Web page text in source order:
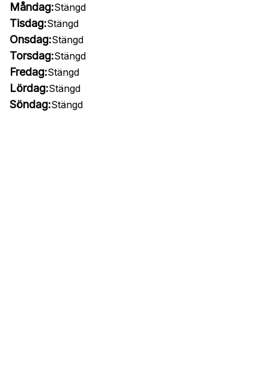
Måndag:Stängd
Tisdag:Stängd
Onsdag:Stängd
Torsdag:Stängd
Fredag:Stängd
Lördag:Stängd
Söndag:Stängd